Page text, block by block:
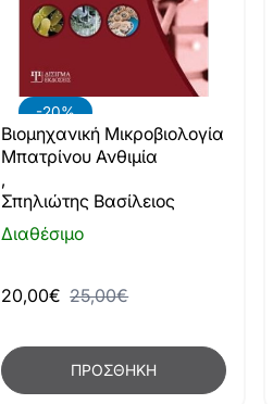
-20%
Διαθέσιμο
Βιομηχανική Μικροβιολογία
Μπατρίνου Ανθιμία
,
Σπηλιώτης Βασίλειος
20,00€ 25,00€
ΠΡΟΣΘΉΚΗ